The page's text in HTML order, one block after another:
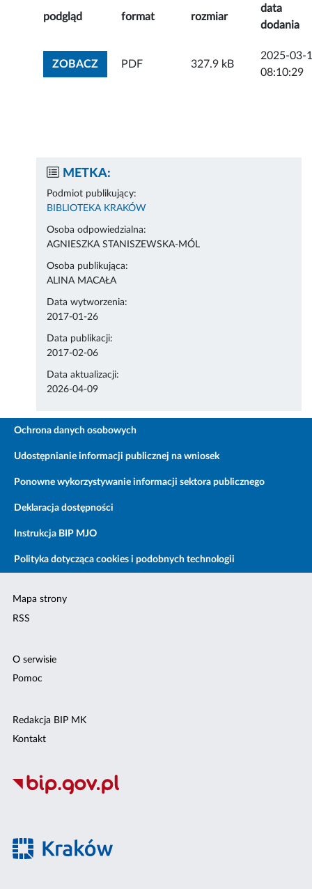
podgląd format rozmiar
data
dodania
ZOBACZZOBACZ ZAŁĄCZNIK
PDF 327.9 kB
2025-03-
08:10:29
METKA:
Podmiot publikujący:
BIBLIOTEKA KRAKÓW
Osoba odpowiedzialna:
AGNIESZKA STANISZEWSKA-MÓL
Osoba publikująca:
ALINA MACAŁA
Data wytworzenia:
2017-01-26
Data publikacji:
2017-02-06
Data aktualizacji:
2026-04-09
Ochrona danych osobowych
Udostępnianie informacji publicznej na wniosek
Ponowne wykorzystywanie informacji sektora publicznego
Deklaracja dostępności
Instrukcja BIP MJO
Polityka dotycząca cookies i podobnych technologii
Mapa strony
RSS
O serwisie
Pomoc
Redakcja BIP MK
Kontakt